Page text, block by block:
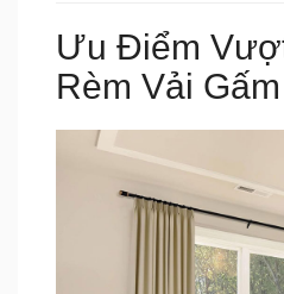
Ưu Điểm
Rèm Vải Gấm